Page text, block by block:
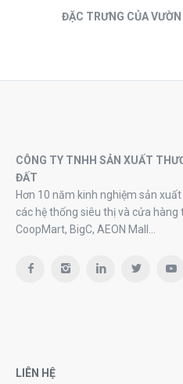
ĐẶC TRƯNG CỦA
CÔNG TY TNHH SẢN XUẤT
ĐẤT
Hơn 10 năm kinh nghiệm sản
các hệ thống siêu thị và cửa hàng
CoopMart, BigC, AEON Mall…
LIÊN HỆ